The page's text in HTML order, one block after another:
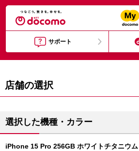
サポート
店舗の選択
選択した機種・カラー
iPhone 15 Pro 256GB ホワイトチタニウム